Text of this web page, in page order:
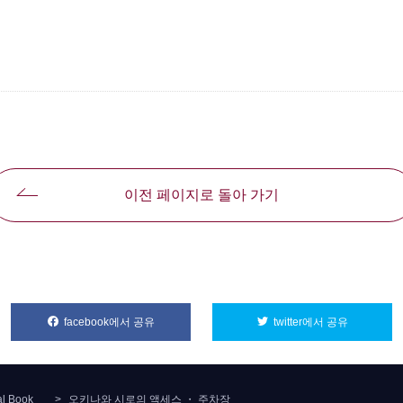
이전 페이지로 돌아 가기
facebook에서 공유 別ウィンドウで開きます twitter에서 공유
Book 오키나와 시로의 액세스 ・ 주차장